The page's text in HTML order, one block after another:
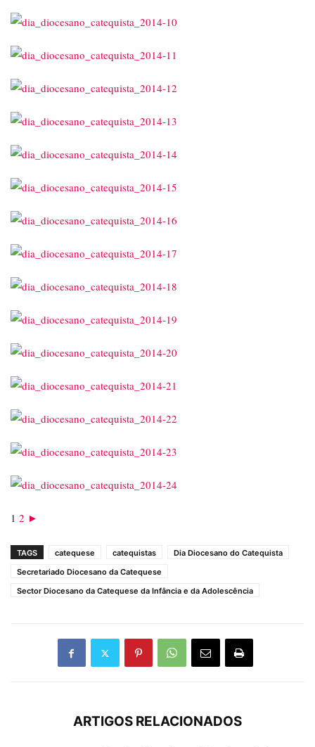
1 2 ►
TAGS catequese catequistas
Dia Diocesano do Catequista
Secretariado Diocesano da Catequese
Sector Diocesano da Catequese da Infância e da Adolescência
ARTIGOS RELACIONADOS